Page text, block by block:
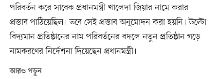
পরিবর্তন করে সাবেক প্রধানমন্ত্রী খালেদা জিয়ার নামে করার
প্রস্তাব পাঠিয়েছিল। তবে সেই প্রস্তাব অনুমোদন করা হয়নি। উল্টো
বিদ্যমান প্রতিষ্ঠানের নাম পরিবর্তনের বদলে নতুন প্রতিষ্ঠান গড়ে
নামকরণের নির্দেশনা দিয়েছেন প্রধানমন্ত্রী।
আরও পড়ুন